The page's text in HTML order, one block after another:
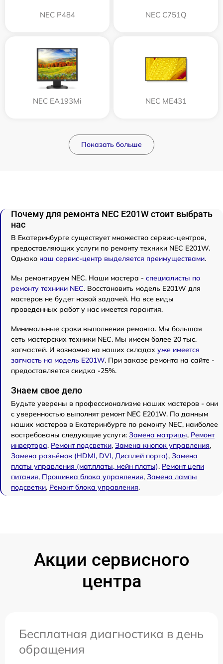
NEC P484 NEC C751Q
NEC EA193Mi NEC ME431
Показать больше
Почему для ремонта NEC E201W стоит выбрать
нас
В Екатеринбурге существует множество сервис-центров,
предоставляющих услуги по ремонту техники NEC E201W.
Однако наш сервис-центр выделяется преимуществами.
Мы ремонтируем NEC. Наши мастера - специалисты по
ремонту техники NEC. Восстановить модель E201W для
мастеров не будет новой задачей. На все виды
проведенных работ у нас имеется гарантия.
Минимальные сроки выполнения ремонта. Мы большая
сеть мастерских техники NEC. Мы имеем более 20 тыс.
запчастей. И возможно на наших складах уже имеется
запчасть на модель E201W. При заказе ремонта на сайте -
предоставляется скидка -25%.
Знаем свое дело
Будьте уверены в профессионализме наших мастеров - они
с уверенностью выполнят ремонт NEC E201W. По данным
наших мастеров в Екатеринбурге по ремонту NEC, наиболее
востребованы следующие услуги: Замена матрицы, Ремонт
инвертора, Ремонт подсветки, Замена кнопок управления,
Замена разъёмов (HDMI, DVI, Дисплей порта), Замена
платы управления (мат.платы, мейн платы), Ремонт цепи
питания, Прошивка блока управления, Замена лампы
подсветки, Ремонт блока управления.
Акции сервисного
центра
Бесплатная диагностика в день
обращения